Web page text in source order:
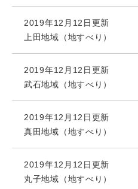
2019年12月12日更新
上田地域（地すべり）
2019年12月12日更新
武石地域（地すべり）
2019年12月12日更新
真田地域（地すべり）
2019年12月12日更新
丸子地域（地すべり）